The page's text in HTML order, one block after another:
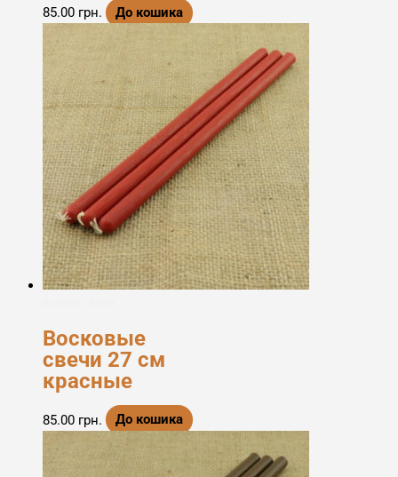
85.00 грн. До кошика
Восковые
свечи 27 см
красные
85.00 грн. До кошика